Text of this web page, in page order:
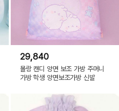
29,840
몰랑 캔디 양면 보조 가방 주머니
가방 학생 양면보조가방 신발